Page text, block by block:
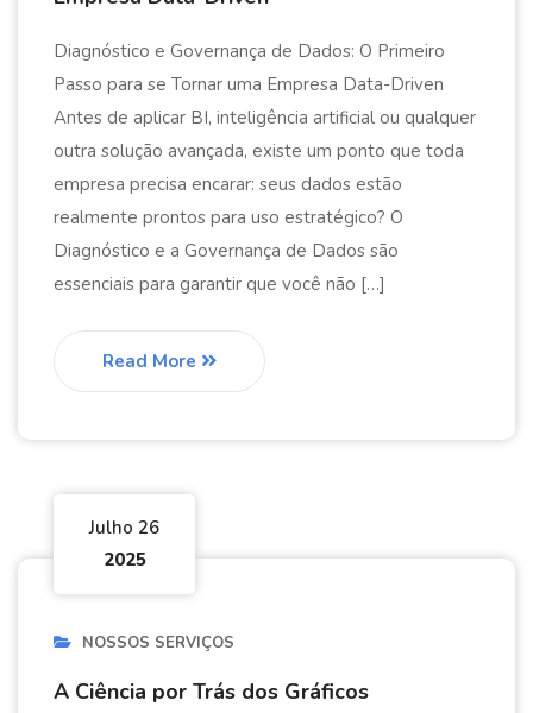
Diagnóstico e Governança de Dados: O Primeiro
Passo para se Tornar uma Empresa Data-Driven
Antes de aplicar BI, inteligência artificial ou qualquer
outra solução avançada, existe um ponto que toda
empresa precisa encarar: seus dados estão
realmente prontos para uso estratégico? O
Diagnóstico e a Governança de Dados são
essenciais para garantir que você não […]
Read More
Julho 26
2025
NOSSOS SERVIÇOS
A Ciência por Trás dos Gráficos